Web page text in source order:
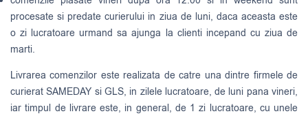
procesate si predate curierului in ziua de luni, daca aceasta este
o zi lucratoare urmand sa ajunga la clienti incepand cu ziua de
marti.
Livrarea comenzilor este realizata de catre una dintre firmele de
curieratSAMEDAY si GLS, in zilele lucratoare, de luni pana vineri,
iar timpul de livrare este, in general, de 1 zi lucratoare, cu unele